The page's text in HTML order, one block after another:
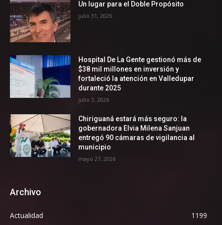
Un lugar para el Doble Propósito
julio 31, 2026
Hospital De La Gente gestionó más de
$38 mil millones en inversión y
fortaleció la atención en Valledupar
durante 2025
julio 3, 2026
Chiriguaná estará más seguro: la
gobernadora Elvia Milena Sanjuan
entregó 90 cámaras de vigilancia al
municipio
mayo 27, 2026
Archivo
Actualidad
1199